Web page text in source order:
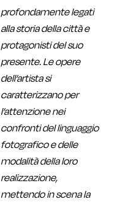
profondamente legati
alla storia della città e
protagonisti del suo
presente. Le opere
dell’artista si
caratterizzano per
l’attenzione nei
confronti del linguaggio
fotografico e delle
modalità della loro
realizzazione,
mettendo in scena la